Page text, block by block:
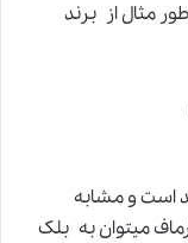
مثال از برند
است و مشابه
میتوان به بلک